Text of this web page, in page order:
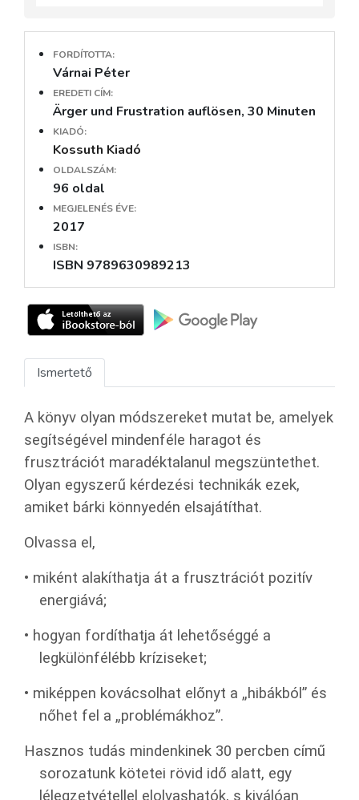
FORDÍTOTTA:
Várnai Péter
EREDETI CÍM:
Ärger und Frustration auflösen, 30 Minuten
KIADÓ:
Kossuth Kiadó
OLDALSZÁM:
96 oldal
MEGJELENÉS ÉVE:
2017
ISBN:
ISBN 9789630989213
Ismertető
A könyv olyan módszereket mutat be, amelyek
segítségével mindenféle haragot és
frusztrációt maradéktalanul megszüntethet.
Olyan egyszerű kérdezési technikák ezek,
amiket bárki könnyedén elsajátíthat.
Olvassa el,
• miként alakíthatja át a frusztrációt pozitív
energiává;
• hogyan fordíthatja át lehetőséggé a
legkülönfélébb kríziseket;
• miképpen kovácsolhat előnyt a „hibákból” és
nőhet fel a „problémákhoz”.
Hasznos tudás mindenkinek 30 percben című
sorozatunk kötetei rövid idő alatt, egy
lélegzetvétellel elolvashatók, s kiválóan